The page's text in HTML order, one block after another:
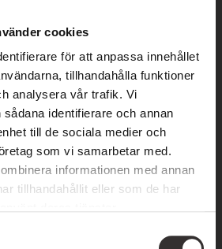
cookies
för att anpassa innehållet
tillhandahålla funktioner
analysera vår trafik. Vi
identifierare och annan
till de sociala medier och
som vi samarbetar med.
informationen med annan
tillhandahållit eller som de har
LÄS MER